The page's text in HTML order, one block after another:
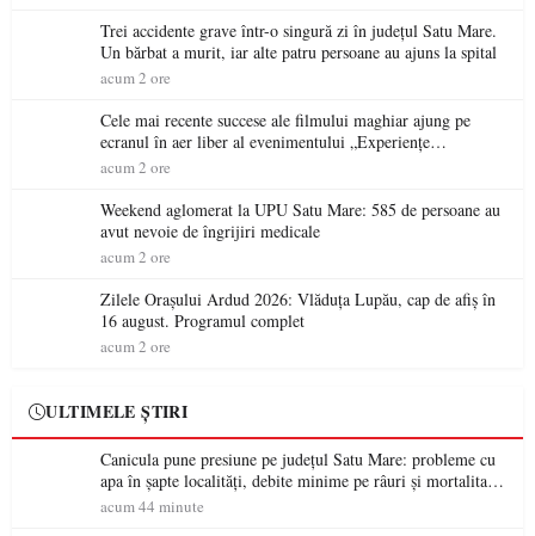
Trei accidente grave într-o singură zi în județul Satu Mare.
Un bărbat a murit, iar alte patru persoane au ajuns la spital
acum 2 ore
Cele mai recente succese ale filmului maghiar ajung pe
ecranul în aer liber al evenimentului „Experiențe
cinematografice Partium”
acum 2 ore
Weekend aglomerat la UPU Satu Mare: 585 de persoane au
avut nevoie de îngrijiri medicale
acum 2 ore
Zilele Orașului Ardud 2026: Vlăduța Lupău, cap de afiș în
16 august. Programul complet
acum 2 ore
ULTIMELE ȘTIRI
Canicula pune presiune pe județul Satu Mare: probleme cu
apa în șapte localități, debite minime pe râuri și mortalitate
piscicolă la Lacul Călinești
acum 44 minute